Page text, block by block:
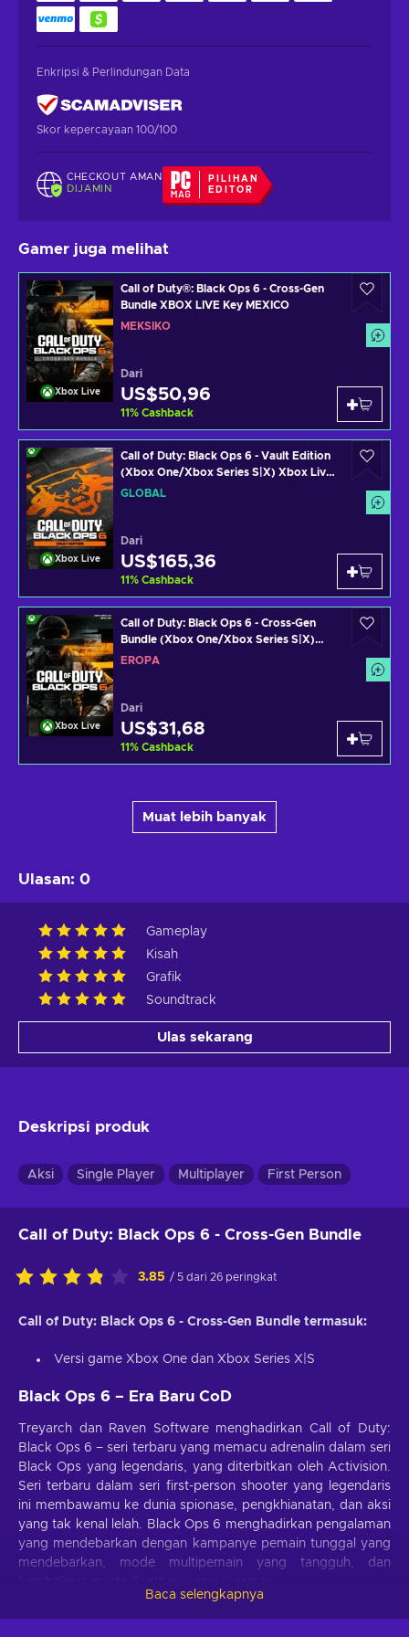
Enkripsi & Perlindungan Data
Skor kepercayaan 100/100
CHECKOUT AMAN
DIJAMIN
PILIHAN
EDITOR
Gamer juga melihat
Xbox Live
Call of Duty®: Black Ops 6 - Cross-Gen
Bundle XBOX LIVE Key MEXICO
MEKSIKO
Dari
US$50,96
11% Cashback
Xbox Live
Call of Duty: Black Ops 6 - Vault Edition
(Xbox One/Xbox Series S|X) Xbox Live
Key GLOBAL
GLOBAL
Dari
US$165,36
11% Cashback
Xbox Live
Call of Duty: Black Ops 6 - Cross-Gen
Bundle (Xbox One/Xbox Series S|X)
Xbox Live Key EUROPE
EROPA
Dari
US$31,68
11% Cashback
Muat lebih banyak
Ulasan: 0
Gameplay
Kisah
Grafik
Soundtrack
Ulas sekarang
Deskripsi produk
Aksi Single Player Multiplayer First Person
Call of Duty: Black Ops 6 - Cross-Gen Bundle
3.85 / 5 dari 26 peringkat
Call of Duty: Black Ops 6 - Cross-Gen Bundle termasuk:
Versi game Xbox One dan Xbox Series X|S
Black Ops 6 – Era Baru CoD
Treyarch dan Raven Software menghadirkan Call of Duty:
Black Ops 6 – seri terbaru yang memacu adrenalin dalam seri
Black Ops yang legendaris, yang diterbitkan oleh Activision.
Seri terbaru dalam seri first-person shooter yang legendaris
ini membawamu ke dunia spionase, pengkhianatan, dan aksi
yang tak kenal lelah. Black Ops 6 menghadirkan pengalaman
yang mendebarkan dengan kampanye pemain tunggal yang
mendebarkan, mode multipemain yang tangguh, dan
Black Ops 6 – Thriller Spionase Pasca-Perang
Baca selengkapnya